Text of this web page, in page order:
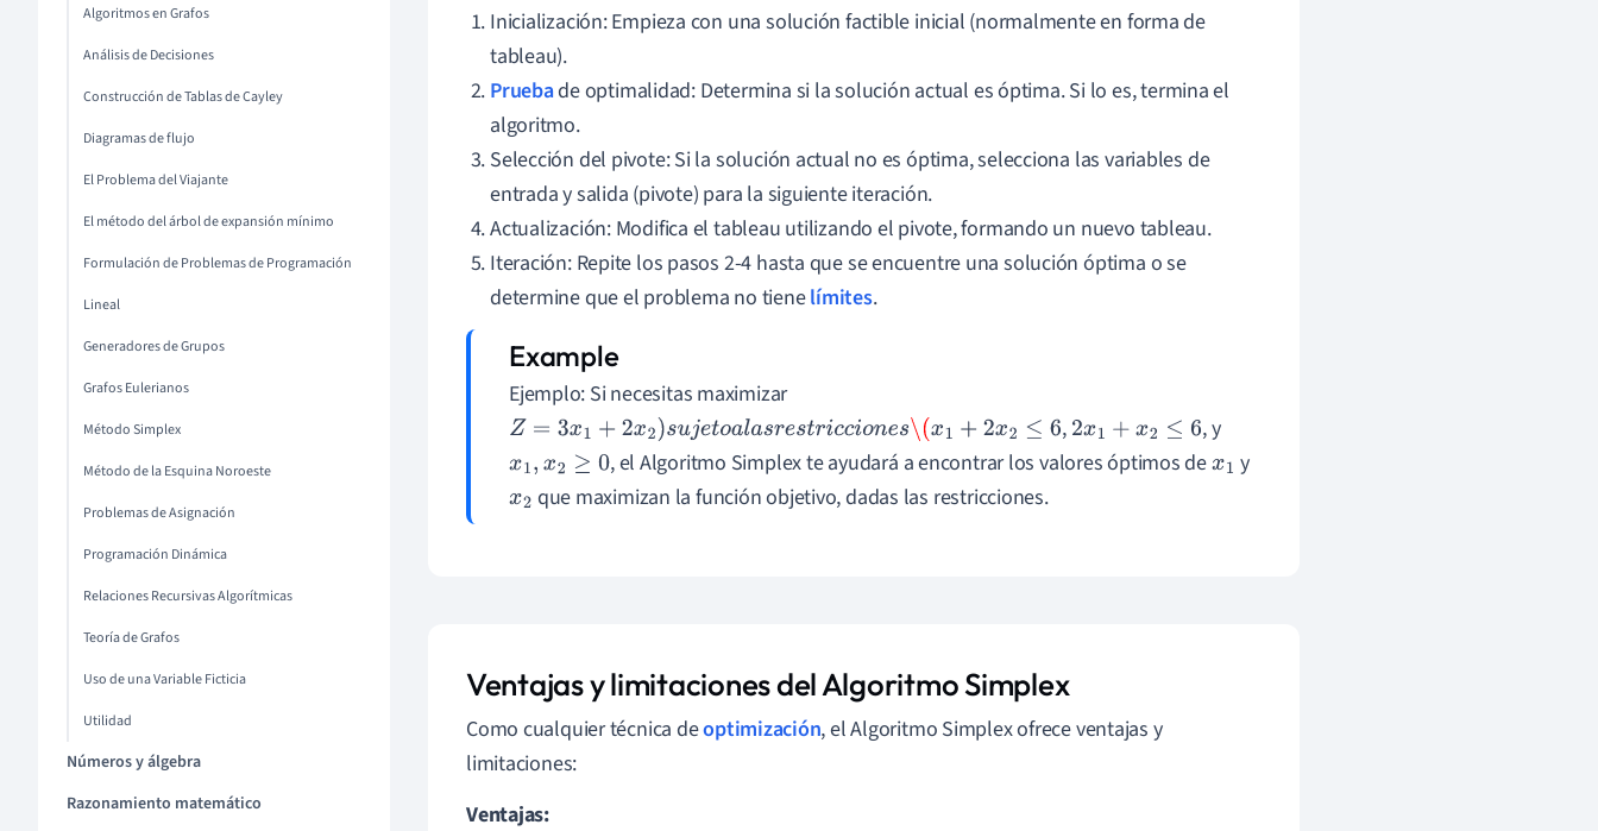
Algoritmos en Grafos
Análisis de Decisiones
Construcción de Tablas de Cayley
Diagramas de flujo
El Problema del Viajante
El método del árbol de expansión mínimo
Formulación de Problemas de Programación
Lineal
Generadores de Grupos
Grafos Eulerianos
Método Simplex
Método de la Esquina Noroeste
Problemas de Asignación
Programación Dinámica
Relaciones Recursivas Algorítmicas
Teoría de Grafos
Uso de una Variable Ficticia
Utilidad
Números y álgebra
Razonamiento matemático
Inicialización: Empieza con una solución factible inicial (normalmente en forma de
tableau).
Pruebade optimalidad: Determina si la solución actual es óptima. Si lo es, termina el
algoritmo.
Selección del pivote: Si la solución actual no es óptima, selecciona las variables de
entrada y salida (pivote) para la siguiente iteración.
Actualización: Modifica el tableau utilizando el pivote, formando un nuevo tableau.
Iteración: Repite los pasos 2-4 hasta que se encuentre una solución óptima o se
determine que el problema no tienelímites.
Ejemplo: Si necesitas maximizar
Z= 3x 1+2x 2)s ujetoalasrestricciones\(x1+2x2≤6 , 2x1+ x2 ≤6
, y
x1,x 2≥0 , el Algoritmo Simplex te ayudará a encontrar los valores óptimos dex1 y
x2 que maximizan la función objetivo, dadas las restricciones.
Ventajas y limitaciones del Algoritmo Simplex
Como cualquier técnica deoptimización, el Algoritmo Simplex ofrece ventajas y
limitaciones:
Ventajas: